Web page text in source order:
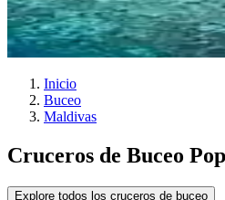
Inicio
Buceo
Maldivas
Cruceros de Buceo
Explore todos los cruceros de buceo